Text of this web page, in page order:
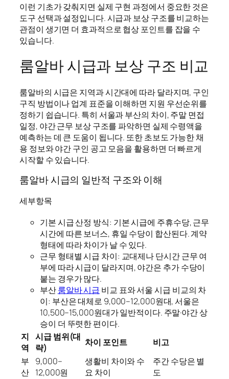
이런 기초가 갖춰지면 실제 구현 과정에서 중요한 것은
도구 선택과 설정입니다. 시급과 보상 구조를 비교하는
관점이 생기면 더 효과적으로 협상 포인트를 잡을 수
있습니다.
룸알바 시급과 보상 구조 비교
룸알바의 시급은 지역과 시간대에 따라 달라지며, 구인
구직 방법이나 업계 표준을 이해하면 지원 우선순위를
정하기 쉽습니다. 특히 서울과 부산의 차이, 주말 면접
일정, 야간 근무 보상 구조를 파악하면 실제 수령액을
예측하는 데 큰 도움이 됩니다. 또한 초보도 가능한 채
용 정보와 야간 구인 공고 모음을 활용하면 더 빠르게
시작할 수 있습니다.
룸알바 시급의 일반적 구조와 이해
세부항목
기본 시급 산정 방식: 기본 시급에 주휴수당, 근무
시간에 따른 보너스, 휴일 수당이 합산된다. 계약
형태에 따라 차이가 날 수 있다.
근무 형태별 시급 차이: 교대제나 단시간 근무 여
부에 따라 시급이 달라지며, 야간은 추가 수당이
붙는 경우가 많다.
부산룸알바 시급 비교 표와 서울 시급 비교의 차
이: 부산은 대체로 9,000–12,000원대, 서울은
10,500–15,000원대가 일반적이다. 주말·야간 상
승이 더 뚜렷한 편이다.
지
역
시급 범위(대
략)
차이 포인트
비고
부
산
9,000–
12,000원
생활비 차이와 수
요 차이
주간 수당은 별
도